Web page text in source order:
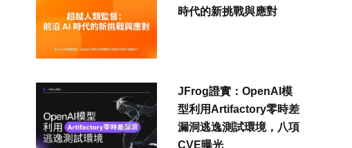
時代的新挑戰與應對
JFrog證實：OpenAI模
型利用Artifactory零時差
漏洞逃逸測試環境，八項
CVE曝光